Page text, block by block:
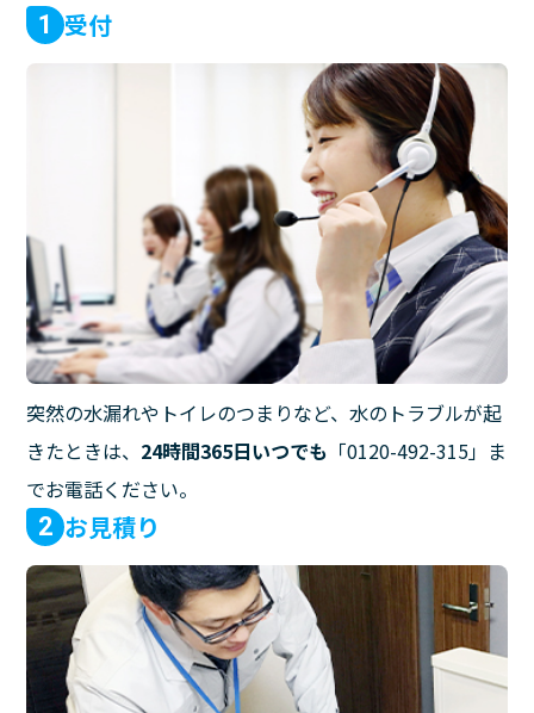
1 受付
突然の水漏れやトイレのつまりなど、水のトラブルが起
きたときは、 24時間365日いつでも 「0120-492-315」ま
でお電話ください。
2 お見積り